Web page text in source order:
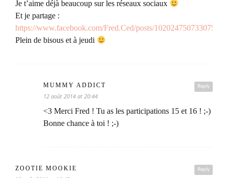
Je t’aime déjà beaucoup sur les réseaux sociaux
Et je partage :
https://www.facebook.com/Fred.Ced/posts/10202475073307559
Plein de bisous et à jeudi
Reply
MUMMY ADDICT
12 août 2014 at 20:44
<3 Merci Fred ! Tu as les participations 15 et 16 ! ;-)
Bonne chance à toi ! ;-)
Reply
ZOOTIE MOOKIE